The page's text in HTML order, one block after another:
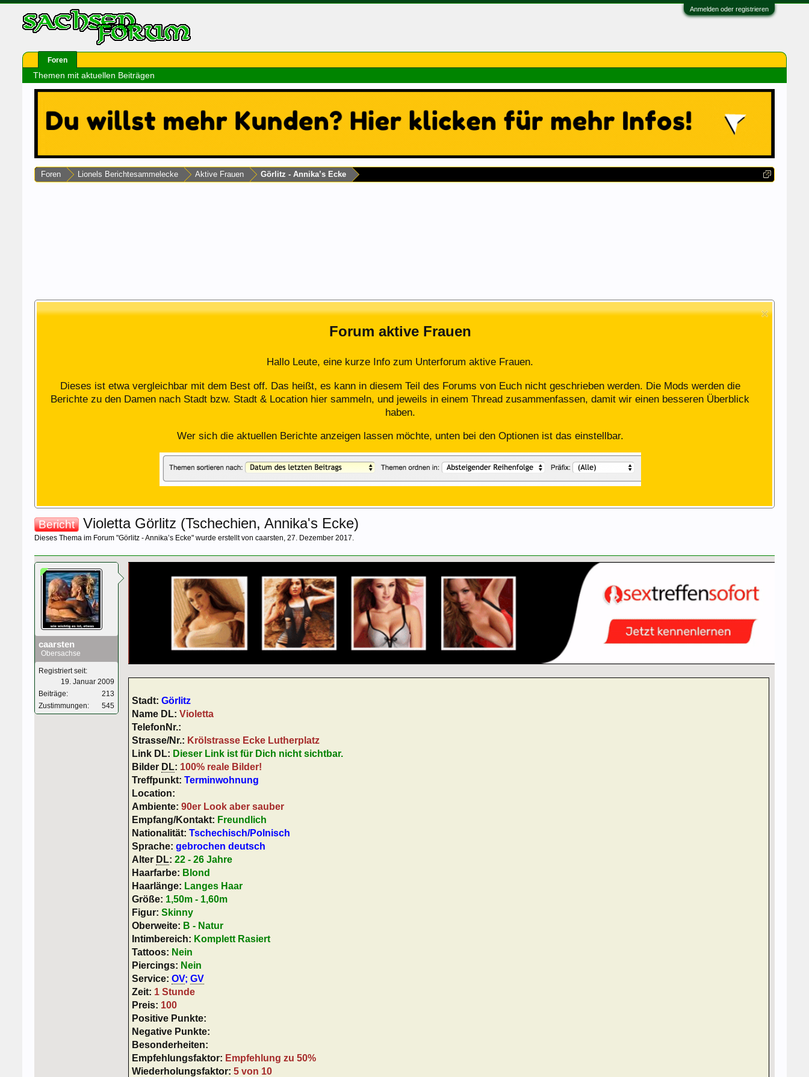
Anmelden oder registrieren
Foren Lionels Berichtesammelecke Aktive Frauen Görlitz - Annika’s Ecke
Forum aktive Frauen
Hallo Leute, eine kurze Info zum Unterforum aktive Frauen.
Dieses ist etwa vergleichbar mit dem Best off. Das heißt, es kann in diesem Teil des Forums von Euch nicht geschrieben werden. Die Mods werden die
Berichte zu den Damen nach Stadt bzw. Stadt & Location hier sammeln, und jeweils in einem Thread zusammenfassen, damit wir einen besseren Überblick
haben.
Wer sich die aktuellen Berichte anzeigen lassen möchte, unten bei den Optionen ist das einstellbar.
Bericht Violetta Görlitz (Tschechien, Annika's Ecke)
Dieses Thema im Forum "Görlitz - Annika’s Ecke" wurde erstellt von caarsten 27. Dezember 2017
caarsten
Obersachse
Registriert seit:
19. Januar 2009
Beiträge:
213
Zustimmungen:
545 Stadt: Görlitz
Name DL: Violetta
TelefonNr.:
Strasse/Nr.: Krölstrasse Ecke Lutherplatz
Link DL: Dieser Link ist für Dich nicht sichtbar.
Bilder DL: 100% reale Bilder!
Treffpunkt: Terminwohnung
Location:
Ambiente: 90er Look aber sauber
Empfang/Kontakt: Freundlich
Nationalität: Tschechisch/Polnisch
Sprache: gebrochen deutsch
Alter DL: 22 - 26 Jahre
Haarfarbe: Blond
Haarlänge: Langes Haar
Größe: 1,50m - 1,60m
Figur: Skinny
Oberweite: B - Natur
Intimbereich: Komplett Rasiert
Tattoos: Nein
Piercings: Nein
Service: OV; GV
Zeit: 1 Stunde
Preis: 100
Positive Punkte:
Negative Punkte:
Besonderheiten:
Empfehlungsfaktor: Empfehlung zu 50%
Wiederholungsfaktor: 5 von 10
Foren
Themen mit aktuellen Beiträgen